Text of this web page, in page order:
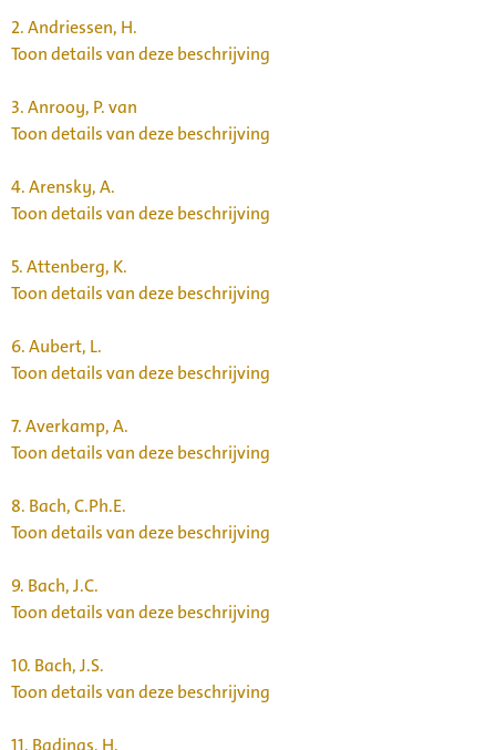
2.Andriessen, H.
Toon details van deze beschrijving
3.Anrooy, P. van
Toon details van deze beschrijving
4.Arensky, A.
Toon details van deze beschrijving
5.Attenberg, K.
Toon details van deze beschrijving
6.Aubert, L.
Toon details van deze beschrijving
7.Averkamp, A.
Toon details van deze beschrijving
8. Bach, C.Ph.E.
Toon details van deze beschrijving
9. Bach, J.C.
Toon details van deze beschrijving
10. Bach, J.S.
Toon details van deze beschrijving
11. Badings, H.